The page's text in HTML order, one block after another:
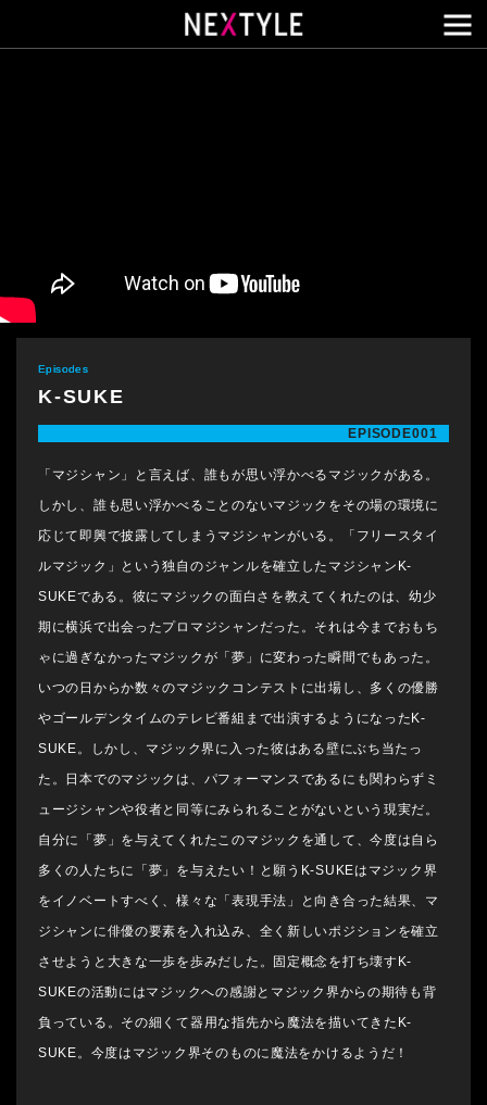
Episodes
K-SUKE
EPISODE001
「マジシャン」と言えば、誰もが思い浮かべるマジックがある。
しかし、誰も思い浮かべることのないマジックをその場の環境に
応じて即興で披露してしまうマジシャンがいる。「フリースタイ
ルマジック」という独自のジャンルを確立したマジシャンK-
SUKEである。彼にマジックの面白さを教えてくれたのは、幼少
期に横浜で出会ったプロマジシャンだった。それは今までおもち
ゃに過ぎなかったマジックが「夢」に変わった瞬間でもあった。
いつの日からか数々のマジックコンテストに出場し、多くの優勝
やゴールデンタイムのテレビ番組まで出演するようになったK-
SUKE。しかし、マジック界に入った彼はある壁にぶち当たっ
た。日本でのマジックは、パフォーマンスであるにも関わらずミ
ュージシャンや役者と同等にみられることがないという現実だ。
自分に「夢」を与えてくれたこのマジックを通して、今度は自ら
多くの人たちに「夢」を与えたい！と願うK-SUKEはマジック界
をイノベートすべく、様々な「表現手法」と向き合った結果、マ
ジシャンに俳優の要素を入れ込み、全く新しいポジションを確立
させようと大きな一歩を歩みだした。固定概念を打ち壊すK-
SUKEの活動にはマジックへの感謝とマジック界からの期待も背
負っている。その細くて器用な指先から魔法を描いてきたK-
SUKE。今度はマジック界そのものに魔法をかけるようだ！